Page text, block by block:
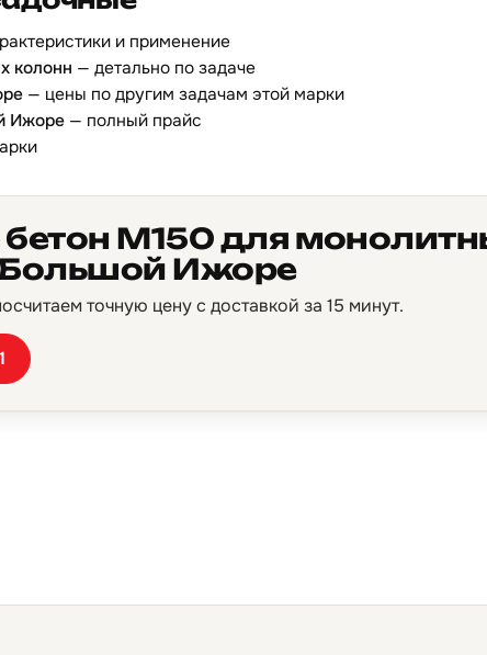
и применение
колонн — детально по задаче
— цены по другим задачам этой марки
Ижоре — полный прайс
бетон М150 для
Большой Ижоре
точную цену с доставкой за 15 минут.